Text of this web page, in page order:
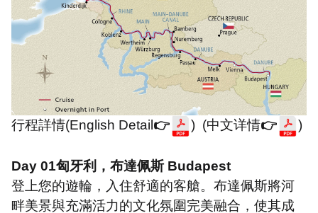
行程詳情(English Detail 👉 ) (中文详情👉 )
Day 01匈牙利，布達佩斯 Budapest
登上您的遊輪，入住舒適的客艙。布達佩斯將河
畔美景與充滿活力的文化氛圍完美融合，使其成